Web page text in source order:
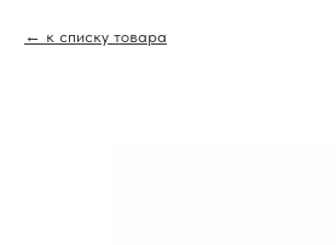
к списку товара